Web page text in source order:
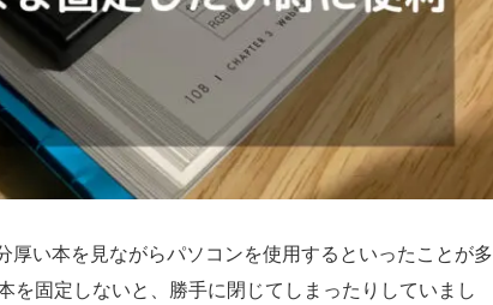
い本を見ながらパソコンを使用するといったことが多
を固定しないと、勝手に閉じてしまったりしていまし